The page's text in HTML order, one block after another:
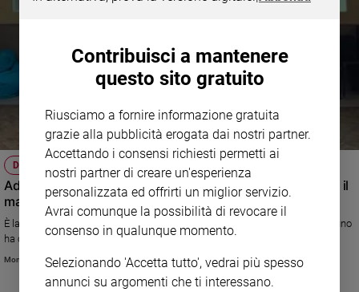
DOPO TUTTO, DI MONICA MONDO
Adolescence, storia di un bambino normale che compie il
male
È la serie Tv del momento, tutti la guardano e la commentano. Ma nessuno
ha colto il vero tema di cui parla: il peccato
Monica Mondo
Contribuisci a mantenere
questo sito gratuito
Riusciamo a fornire informazione gratuita
grazie alla pubblicità erogata dai nostri partner.
Accettando i consensi richiesti permetti ai
nostri partner di creare un'esperienza
personalizzata ed offrirti un miglior servizio.
Avrai comunque la possibilità di revocare il
consenso in qualunque momento.
Selezionando 'Accetta tutto', vedrai più spesso
annunci su argomenti che ti interessano.